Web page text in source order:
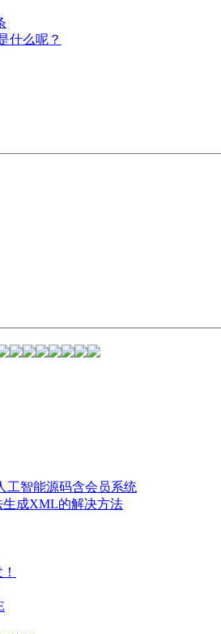
什么呢？
工智能源码含会员系统
生成XML的解决方法